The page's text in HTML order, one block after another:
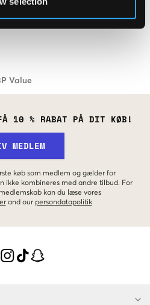
Value
10 % RABAT PÅ DIT KØB!
MEDLEM
køb som medlem og gælder for
ikke kombineres med andre tilbud. For
kan du læse vores
and our persondatapolitik